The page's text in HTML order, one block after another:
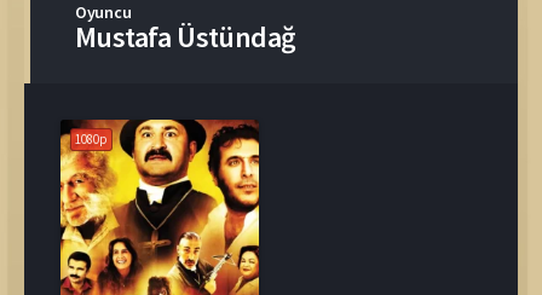
Oyuncu
Mustafa Üstündağ
1080p